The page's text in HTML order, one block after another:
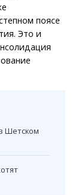
поясе
Это и
Шетском